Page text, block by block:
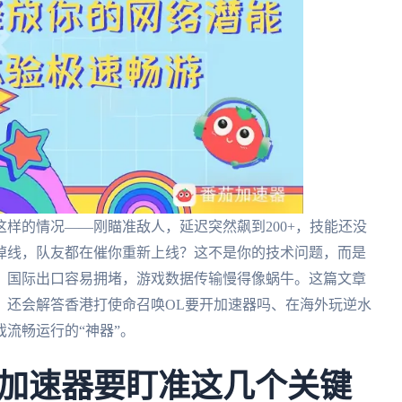
样的情况——刚瞄准敌人，延迟突然飙到200+，技能还没
，队友都在催你重新上线？这不是你的技术问题，而是
际出口容易拥堵，游戏数据传输慢得像蜗牛。这篇文章
会解答香港打使命召唤OL要开加速器吗、在海外玩逆水
畅运行的“神器”。
速器要盯准这几个关键